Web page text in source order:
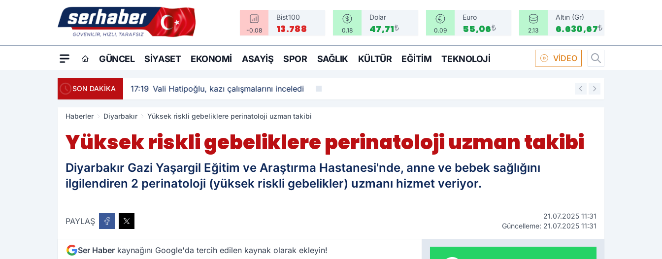
-0.08
Bist100
13.788 0.18
Dolar
47,71₺ 0.09
Euro
55,06₺ 2.13
Altın (Gr)
6.630,67₺
GÜNCEL SIYASET EKONOMI ASAYIŞ SPOR SAĞLIK KÜLTÜR EĞITIM TEKNOLOJI VİDEO
SON DAKİKA 17:19 Vali Hatipoğlu, kazı çalışmalarını inceledi 16:58
Haberler Diyarbakır Yüksek riskli gebeliklere perinatoloji uzman takibi
Yüksek riskli gebeliklere perinatoloji uzman takibi
Diyarbakır Gazi Yaşargil Eğitim ve Araştırma Hastanesi'nde, anne ve bebek sağlığını
ilgilendiren 2 perinatoloji (yüksek riskli gebelikler) uzmanı hizmet veriyor.
PAYLAŞ
21.07.2025 11:31
Güncelleme: 21.07.2025 11:31
Ser Haber kaynağını Google'da tercih edilen kaynak olarak ekleyin!